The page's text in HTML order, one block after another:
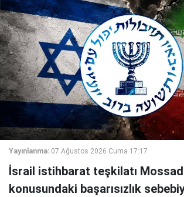
Yayınlanma: 07 Ağustos 2026 Cuma 17:17
İsrail istihbarat teşkilatı
konusundaki başarısızlık